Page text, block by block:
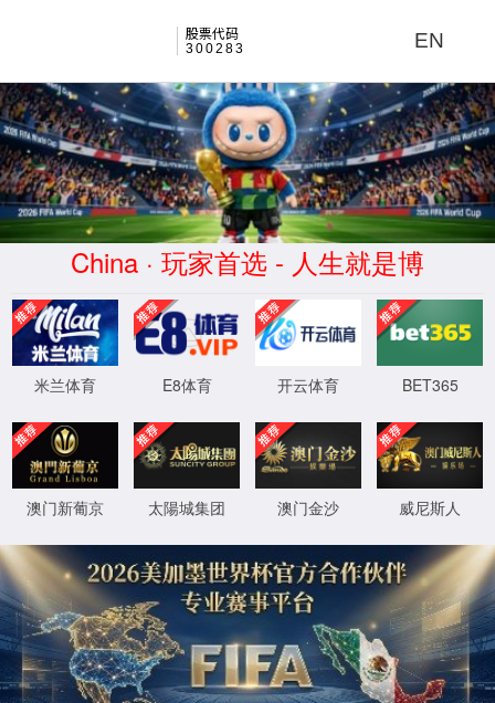
股票代码
300283 EN
打开新葡萄AMG官网
市场应用 电子通讯
电子通讯
联通你我，热爱生活，您的问候，新葡萄AMG官网人默
默的保障。
观看该类应用视频
应用类别